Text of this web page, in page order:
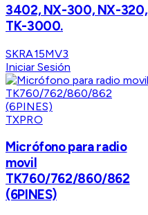
3402, NX-300, NX-320,
TK-3000.
SKRA15MV3
Iniciar Sesión
TXPRO
Micrófono para radio
movil
TK760/762/860/862
(6PINES)